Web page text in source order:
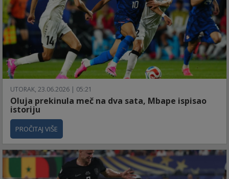
UTORAK, 23.06.2026 | 05:21
Oluja prekinula meč na dva sata, Mbape ispisao
istoriju
PROČITAJ VIŠE